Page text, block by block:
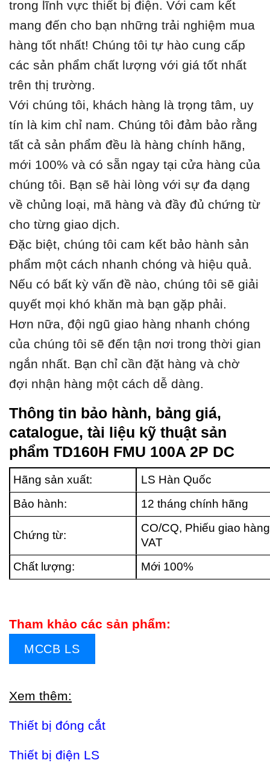
trong lĩnh vực thiết bị điện. Với cam kết
mang đến cho bạn những trải nghiệm mua
hàng tốt nhất! Chúng tôi tự hào cung cấp
các sản phẩm chất lượng với giá tốt nhất
trên thị trường.
Với chúng tôi, khách hàng là trọng tâm, uy
tín là kim chỉ nam. Chúng tôi đảm bảo rằng
tất cả sản phẩm đều là hàng chính hãng,
mới 100% và có sẵn ngay tại cửa hàng của
chúng tôi. Bạn sẽ hài lòng với sự đa dạng
về chủng loại, mã hàng và đầy đủ chứng từ
cho từng giao dịch.
Đặc biệt, chúng tôi cam kết bảo hành sản
phẩm một cách nhanh chóng và hiệu quả.
Nếu có bất kỳ vấn đề nào, chúng tôi sẽ giải
quyết mọi khó khăn mà bạn gặp phải.
Hơn nữa, đội ngũ giao hàng nhanh chóng
của chúng tôi sẽ đến tận nơi trong thời gian
ngắn nhất. Bạn chỉ cần đặt hàng và chờ
đợi nhận hàng một cách dễ dàng.
Thông tin bảo hành, bảng giá,
catalogue, tài liệu kỹ thuật sản
phẩm TD160H FMU 100A 2P DC
Hãng sản xuất:
LS Hàn Quốc
Bảo hành:
12 tháng chính hãng
Chứng từ:
CO/CQ, Phiếu giao
VAT
Chất lượng:
Mới 100%
Tham khảo các sản phẩm:
MCCB LS
Xem thêm:
Thiết bị đóng cắt
Thiết bị điện LS